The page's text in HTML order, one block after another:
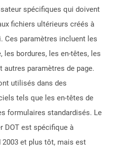
spécifiques qui doivent
fichiers ultérieurs créés à
Ces paramètres incluent les
les bordures, les en-têtes, les
autres paramètres de page.
utilisés dans des
tels que les en-têtes de
formulaires standardisés. Le
DOT est spécifique à
et plus tôt, mais est